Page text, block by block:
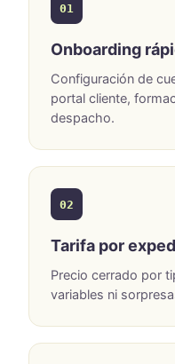
01
Onboarding
Configuración de
portal cliente,
despacho.
02
Tarifa por
Precio cerrado por
variables ni